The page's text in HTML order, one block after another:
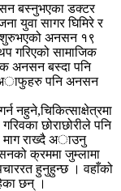
बस्नुभएका डक्टर
युवा सागर घिमिरे र
शुरुभएको अनसन १९
गरिएको सामाजिक
अनसन बस्दा पनि
अाफुहरु पनि अनसन
नहुने,चिकित्साक्षेत्रमा
छोराछोरीले पनि
माग राख्दै अाउनु
क्रममा जुम्लामा
हुनुहुन्छ । वहाँको
छन् ।